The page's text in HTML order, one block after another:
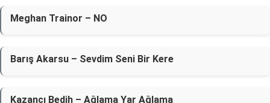
Meghan Trainor – NO
Barış Akarsu – Sevdim Seni Bir Kere
Kazancı Bedih – Ağlama Yar Ağlama